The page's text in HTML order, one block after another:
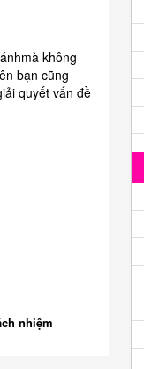
không
bạn cũng
quyết vấn đề
nhiệm